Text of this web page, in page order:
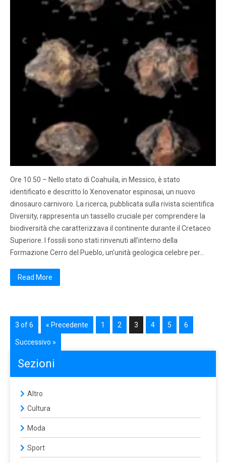
Ore 10.50 – Nello stato di Coahuila, in Messico, è stato
identificato e descritto lo Xenovenator espinosai, un nuovo
dinosauro carnivoro. La ricerca, pubblicata sulla rivista scientifica
Diversity, rappresenta un tassello cruciale per comprendere la
biodiversità che caratterizzava il continente durante il Cretaceo
Superiore. I fossili sono stati rinvenuti all’interno della
Formazione Cerro del Pueblo, un’unità geologica celebre per…
Read More
3 of 6 « Precedente 1 2 3 4 5 6
Successivo »
Sezioni
Altro
Cultura
Moda
Sport